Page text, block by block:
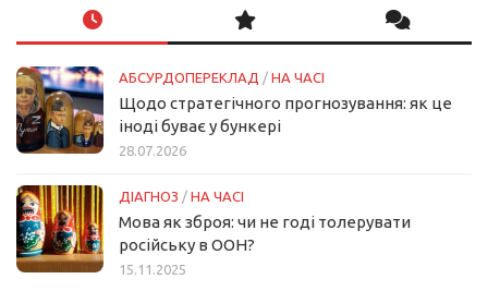
АБСУРДОПЕРЕКЛАД / НА ЧАСІ
Щодо стратегічного прогнозування: як це
іноді буває у бункері
28.07.2026
ДІАГНОЗ / НА ЧАСІ
Мова як зброя: чи не годі толерувати
російську в ООН?
15.11.2025